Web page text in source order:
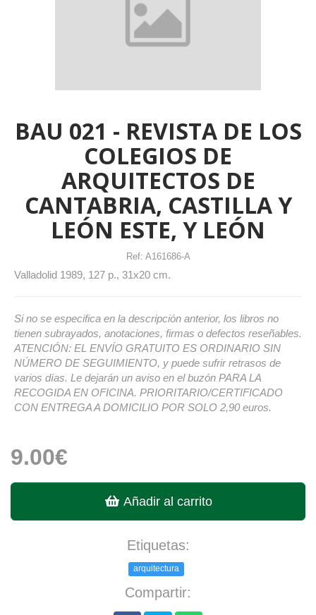
BAU 021 - REVISTA DE LOS
COLEGIOS DE
ARQUITECTOS DE
CANTABRIA, CASTILLA Y
LEÓN ESTE, Y LEÓN
Ref: A161686-A
Valladolid 1989, 127 p., 31x20 cm.
Si no se especifica en la descripción anterior, los libros no
tienen subrayados, anotaciones, firmas o defectos reseñables.
ATENCIÓN: EL ENVÍO GRATUITO ES ORDINARIO SIN
NÚMERO DE SEGUIMIENTO, y puede sufrir retrasos de
varios días. Le dejarán un aviso en el buzón PARA LA
RECOGIDA EN OFICINA. PRIORITARIO/CERTIFICADO
CON ENTREGA A DOMICILIO POR SOLO 2,90 euros.
9.00€
Añadir al carrito
Etiquetas:
arquitectura
Compartir: